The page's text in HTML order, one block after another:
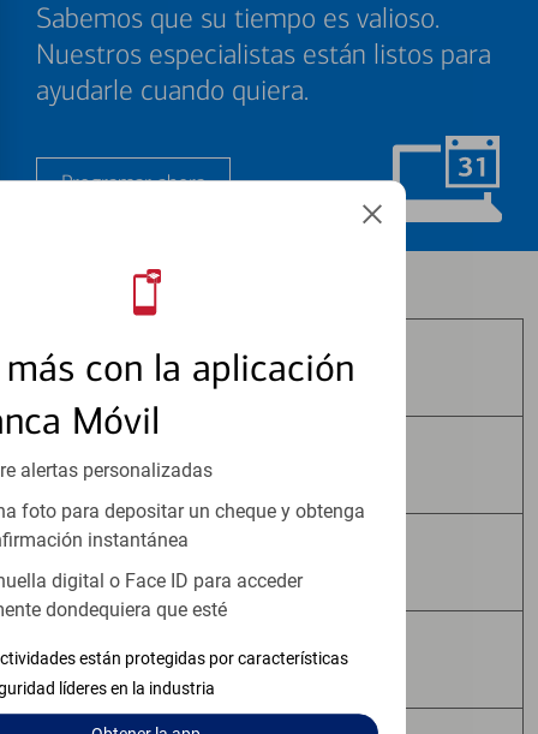
con la aplicación
Móvil
alertas personalizadas
foto para depositar un cheque y obtenga
instantánea
digital o Face ID para acceder
dondequiera que esté
están protegidas por características
líderes en la industria
Sabemos que su tiempo es valioso.
Nuestros especialistas están listos para
ayudarle cuando quiera.
Programar ahora
Los productos de inversión y seguros:
No Están Asegurados por FDIC
No Tienen Garantía Bancaria
No Constituyen Depósitos